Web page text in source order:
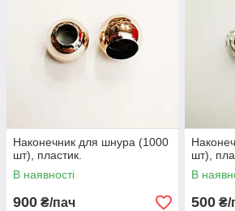
Наконечник для шнура (1000
шт), пластик.
В наявності
900 ₴/пач
шт),
В
500 ₴/